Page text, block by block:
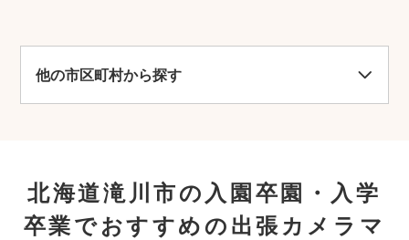
他の市区町村から探す
北海道滝川市の入園卒園・入学
卒業でおすすめの出張カメラマ